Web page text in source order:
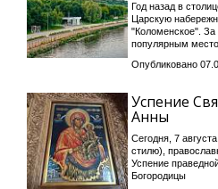
Год назад в
Царскую
"Коломенское". За
популярным
Опубликовано
Успение
Анны
Сегодня, 7
стилю),
Успение
Богородицы